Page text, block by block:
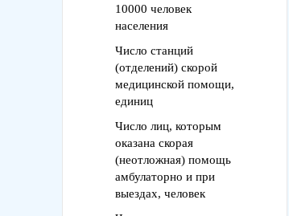
10000 человек
населения
Число станций
(отделений) скорой
медицинской помощи,
единиц
Число лиц, которым
оказана скорая
(неотложная) помощь
амбулаторно и при
выездах, человек